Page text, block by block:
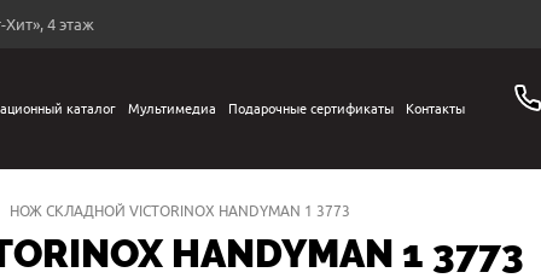
4 этаж
каталог Мультимедиа Подарочные сертификаты Контакты
НОЖ СКЛАДНОЙ VICTORINOX HANDYMAN 1 3773
HANDYMAN 1 3773